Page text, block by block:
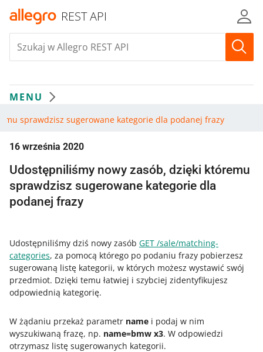
REST API
MENU
sprawdzisz sugerowane kategorie dla podanej frazy
16 września 2020
Udostępniliśmy nowy zasób, dzięki któremu
sprawdzisz sugerowane kategorie dla
podanej frazy
Udostępniliśmy dziś nowy zasób GET /sale/matching-
categories, za pomocą którego po podaniu frazy pobierzesz
sugerowaną listę kategorii, w których możesz wystawić swój
przedmiot. Dzięki temu łatwiej i szybciej zidentyfikujesz
odpowiednią kategorię.
W żądaniu przekaż parametr name i podaj w nim
wyszukiwaną frazę, np. name=bmw x3. W odpowiedzi
otrzymasz listę sugerowanych kategorii.